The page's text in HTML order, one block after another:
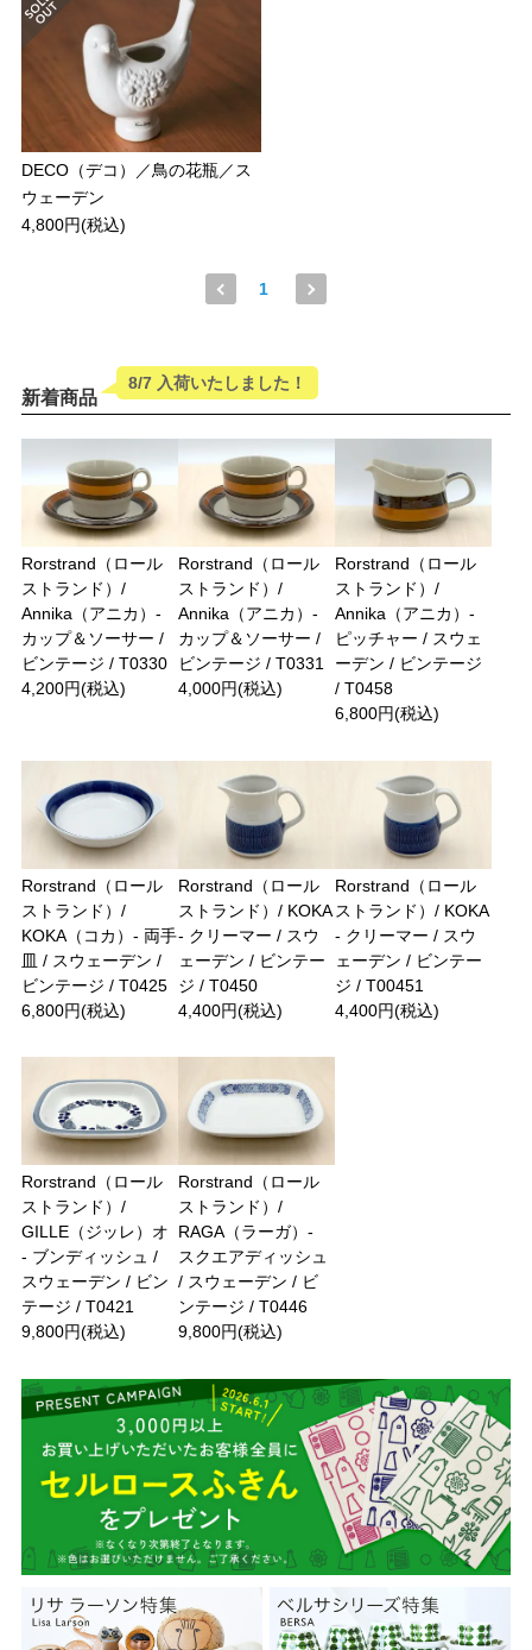
DECO（デコ）／鳥の花瓶／ス
ウェーデン
4,800円(税込)
1
新着商品
8/7 入荷いたしました！
Rorstrand（ロール
ストランド）/
Annika（アニカ）-
カップ＆ソーサー /
ビンテージ / T0330
4,200円(税込)
Rorstrand（ロール
ストランド）/
Annika（アニカ）-
カップ＆ソーサー /
ビンテージ / T0331
4,000円(税込)
Rorstrand（ロール
ストランド）/
Annika（アニカ）-
ピッチャー / スウェ
ーデン / ビンテージ
/ T0458
6,800円(税込)
Rorstrand（ロール
ストランド）/
KOKA（コカ）- 両手
皿 / スウェーデン /
ビンテージ / T0425
6,800円(税込)
Rorstrand（ロール
ストランド）/ KOKA
- クリーマー / スウ
ェーデン / ビンテー
ジ / T0450
4,400円(税込)
Rorstrand（ロール
ストランド）/ KOKA
- クリーマー / スウ
ェーデン / ビンテー
ジ / T00451
4,400円(税込)
Rorstrand（ロール
ストランド）/
GILLE（ジッレ）オ
- ブンディッシュ /
スウェーデン / ビン
テージ / T0421
9,800円(税込)
Rorstrand（ロール
ストランド）/
RAGA（ラーガ）-
スクエアディッシュ
/ スウェーデン / ビ
ンテージ / T0446
9,800円(税込)